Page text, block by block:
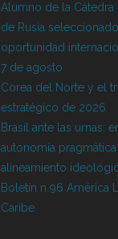
Alumno de la Cátedra
de Rusia
oportunidad
7 de agosto
Corea del Norte y el
estratégico de 2026
Brasil ante las urnas:
autonomía
alineamiento
Boletín n 96 América
Caribe